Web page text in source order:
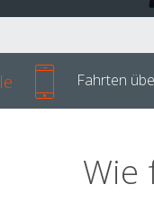
Fahrten
Wie